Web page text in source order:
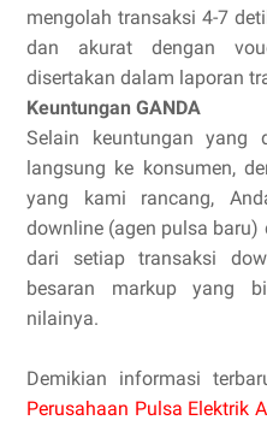
mengolah transaksi 4-7
dan akurat dengan
disertakan dalam laporan
Keuntungan GANDA
Selain keuntungan yang
langsung ke konsumen,
yang kami rancang,
downline (agen pulsa
dari setiap transaksi
besaran markup yang
nilainya.
Demikian informasi
Perusahaan Pulsa Elektrik